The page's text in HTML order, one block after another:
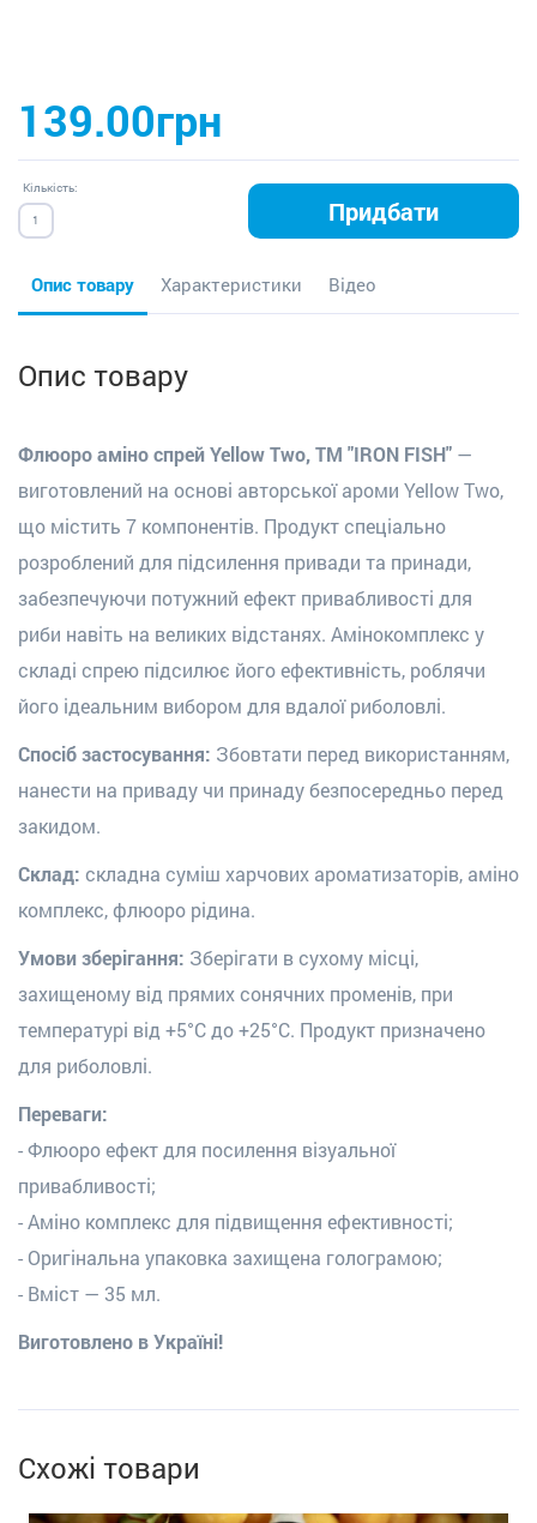
139.00грн
Кількість:
Придбати
Опис товару Характеристики Відео
Опис товару
Флюоро аміно спрей Yellow Two, ТМ "IRON FISH" —
виготовлений на основі авторської ароми Yellow Two,
що містить 7 компонентів. Продукт спеціально
розроблений для підсилення привади та принади,
забезпечуючи потужний ефект привабливості для
риби навіть на великих відстанях. Амінокомплекс у
складі спрею підсилює його ефективність, роблячи
його ідеальним вибором для вдалої риболовлі.
Спосіб застосування: Збовтати перед використанням,
нанести на приваду чи принаду безпосередньо перед
закидом.
Склад: складна суміш харчових ароматизаторів, аміно
комплекс, флюоро рідина.
Умови зберігання: Зберігати в сухому місці,
захищеному від прямих сонячних променів, при
температурі від +5°С до +25°С. Продукт призначено
для риболовлі.
Переваги:
- Флюоро ефект для посилення візуальної
привабливості;
- Аміно комплекс для підвищення ефективності;
- Оригінальна упаковка захищена голограмою;
- Вміст — 35 мл.
Виготовлено в Україні!
Схожі товари